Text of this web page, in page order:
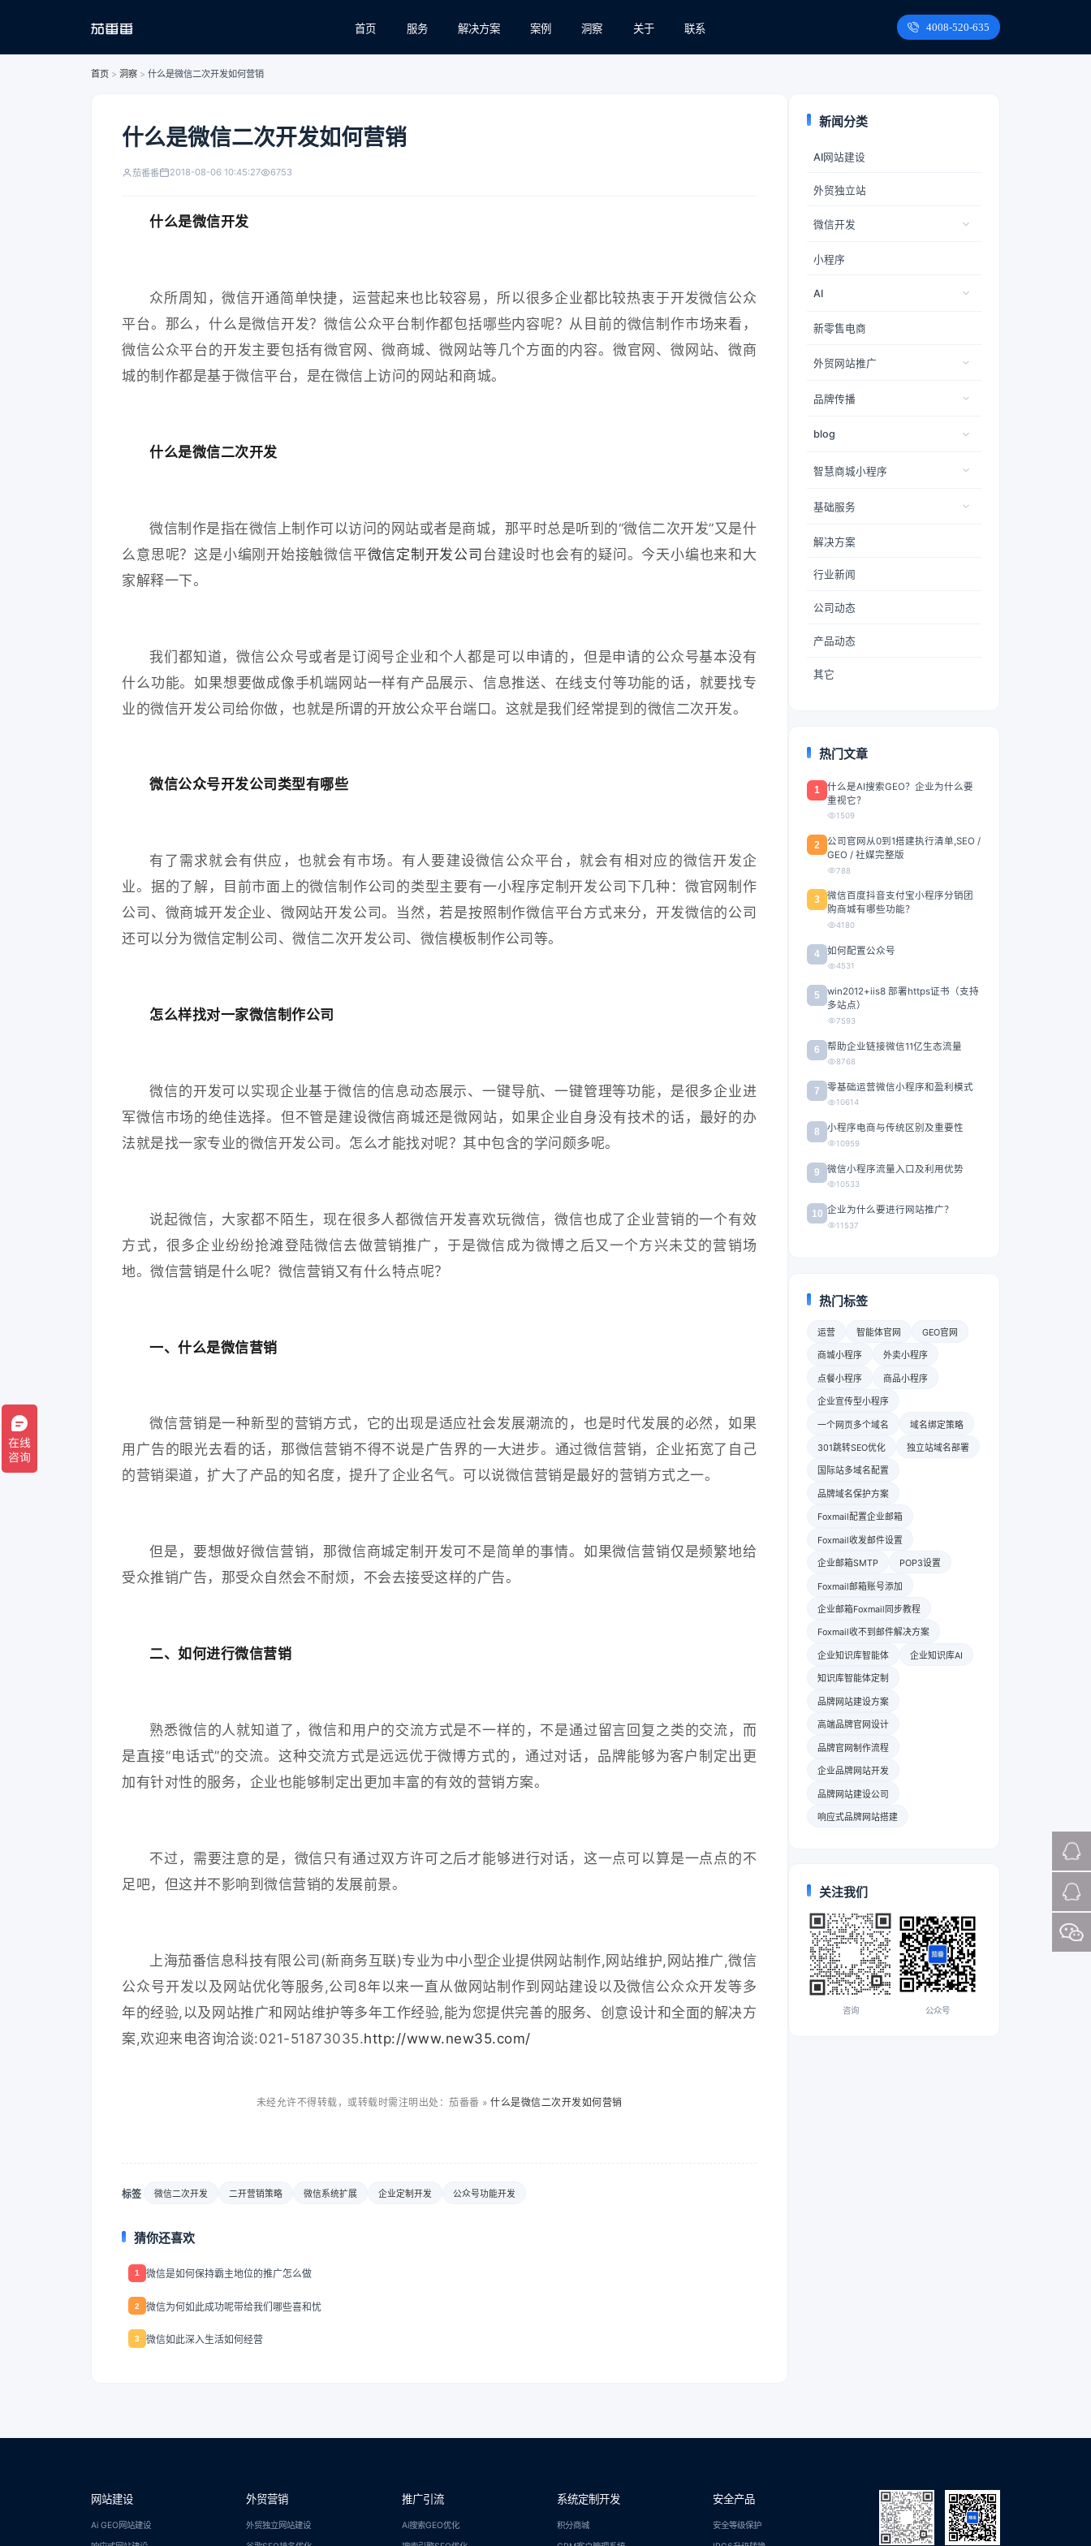
首页 服务 解决方案 案例 洞察 关于 联系 4008-520-635
首页 > 洞察 > 什么是微信二次开发如何营销
什么是微信二次开发如何营销
茄番番 2018-08-06 10:45:27 6753
什么是微信开发
众所周知，微信开通简单快捷，运营起来也比较容易，所以很多企业都比较热衷于开发微信公众
平台。那么，什么是微信开发？微信公众平台制作都包括哪些内容呢？从目前的微信制作市场来看，
微信公众平台的开发主要包括有微官网、微商城、微网站等几个方面的内容。微官网、微网站、微商
城的制作都是基于微信平台，是在微信上访问的网站和商城。
什么是微信二次开发
微信制作是指在微信上制作可以访问的网站或者是商城，那平时总是听到的“微信二次开发”又是什
么意思呢？这是小编刚开始接触微信平微信定制开发公司 台建设时也会有的疑问。今天小编也来和大
家解释一下。
我们都知道，微信公众号或者是订阅号企业和个人都是可以申请的，但是申请的公众号基本没有
什么功能。如果想要做成像手机端网站一样有产品展示、信息推送、在线支付等功能的话，就要找专
业的微信开发公司给你做，也就是所谓的开放公众平台端口。这就是我们经常提到的微信二次开发。
微信公众号开发公司类型有哪些
有了需求就会有供应，也就会有市场。有人要建设微信公众平台，就会有相对应的微信开发企
业。据的了解，目前市面上的微信制作公司的类型主要有一小程序定制开发公司下几种：微官网制作
公司、微商城开发企业、微网站开发公司。当然，若是按照制作微信平台方式来分，开发微信的公司
还可以分为微信定制公司、微信二次开发公司、微信模板制作公司等。
怎么样找对一家微信制作公司
微信的开发可以实现企业基于微信的信息动态展示、一键导航、一键管理等功能，是很多企业进
军微信市场的绝佳选择。但不管是建设微信商城还是微网站，如果企业自身没有技术的话，最好的办
法就是找一家专业的微信开发公司。怎么才能找对呢？其中包含的学问颇多呢。
说起微信，大家都不陌生，现在很多人都微信开发喜欢玩微信，微信也成了企业营销的一个有效
方式，很多企业纷纷抢滩登陆微信去做营销推广，于是微信成为微博之后又一个方兴未艾的营销场
地。微信营销是什么呢？微信营销又有什么特点呢？
一、什么是微信营销
微信营销是一种新型的营销方式，它的出现是适应社会发展潮流的，也是时代发展的必然，如果
用广告的眼光去看的话，那微信营销不得不说是广告界的一大进步。通过微信营销，企业拓宽了自己
的营销渠道，扩大了产品的知名度，提升了企业名气。可以说微信营销是最好的营销方式之一。
但是，要想做好微信营销，那微信商城定制开发可不是简单的事情。如果微信营销仅是频繁地给
受众推销广告，那受众自然会不耐烦，不会去接受这样的广告。
二、如何进行微信营销
熟悉微信的人就知道了，微信和用户的交流方式是不一样的，不是通过留言回复之类的交流，而
是直接“电话式”的交流。这种交流方式是远远优于微博方式的，通过对话，品牌能够为客户制定出更
加有针对性的服务，企业也能够制定出更加丰富的有效的营销方案。
不过，需要注意的是，微信只有通过双方许可之后才能够进行对话，这一点可以算是一点点的不
足吧，但这并不影响到微信营销的发展前景。
上海茄番信息科技有限公司(新商务互联)专业为中小型企业提供网站制作,网站维护,网站推广,微信
公众号开发以及网站优化等服务,公司8年以来一直从做网站制作到网站建设以及微信公众众开发等多
年的经验,以及网站推广和网站维护等多年工作经验,能为您提供完善的服务、创意设计和全面的解决方
案,欢迎来电咨询洽谈:021-51873035.http://www.new35.com/
未经允许不得转载，或转载时需注明出处：茄番番 »什么是微信二次开发如何营销
标签 微信二次开发 二开营销策略 微信系统扩展 企业定制开发 公众号功能开发
猜你还喜欢
1 微信是如何保持霸主地位的推广怎么做
2 微信为何如此成功呢带给我们哪些喜和忧
3 微信如此深入生活如何经营
新闻分类
AI网站建设
外贸独立站
微信开发
小程序
AI
新零售电商
外贸网站推广
品牌传播
blog
智慧商城小程序
基础服务
解决方案
行业新闻
公司动态
产品动态
其它
热门文章
1
什么是AI搜索GEO？企业为什么要
重视它？
1509
2
公司官网从0到1搭建执行清单,SEO /
GEO / 社媒完整版
788
3
微信百度抖音支付宝小程序分销团
购商城有哪些功能？
4180
4 如何配置公众号
4531
5
win2012+iis8 部署https证书（支持
多站点）
7593
6 帮助企业链接微信11亿生态流量
8768
7 零基础运营微信小程序和盈利模式
10614
8 小程序电商与传统区别及重要性
10959
9 微信小程序流量入口及利用优势
10533
10 企业为什么要进行网站推广？
11537
热门标签
运营 智能体官网 GEO官网
商城小程序 外卖小程序
点餐小程序 商品小程序
企业宣传型小程序
一个网页多个域名 域名绑定策略
301跳转SEO优化 独立站域名部署
国际站多域名配置
品牌域名保护方案
Foxmail配置企业邮箱
Foxmail收发邮件设置
企业邮箱SMTP POP3设置
Foxmail邮箱账号添加
企业邮箱Foxmail同步教程
Foxmail收不到邮件解决方案
企业知识库智能体 企业知识库AI
知识库智能体定制
品牌网站建设方案
高端品牌官网设计
品牌官网制作流程
企业品牌网站开发
品牌网站建设公司
响应式品牌网站搭建
关注我们
咨询 公众号
网站建设
Ai GEO网站建设
外贸营销
外贸独立网站建设
推广引流
Ai搜索GEO优化
系统定制开发
积分商城
安全产品
安全等级保护